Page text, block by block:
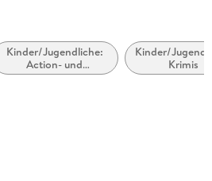
Kinder/Jugendliche:
Action- und
Abenteuergeschichten
Kinder/
Krimis